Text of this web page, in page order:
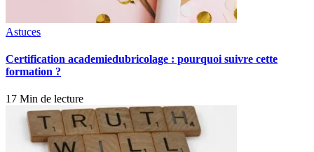
Astuces
Certification academiedubricolage : pourquoi suivre cette
formation ?
17 Min de lecture